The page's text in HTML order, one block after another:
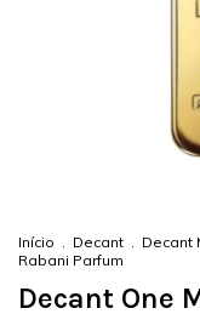
Início . Decant . Decant
Rabani Parfum
Decant One